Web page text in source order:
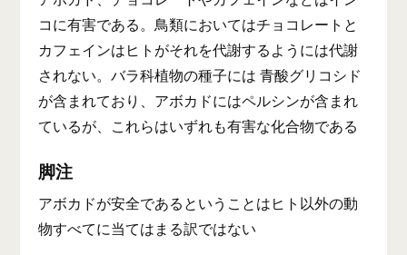
コに有害である。鳥類においてはチョコレートと
カフェインはヒトがそれを代謝するようには代謝
されない。バラ科植物の種子には 青酸グリコシド
が含まれており、アボカドにはペルシンが含まれ
ているが、これらはいずれも有害な化合物である
脚注
アボカドが安全であるということはヒト以外の動
物すべてに当てはまる訳ではない